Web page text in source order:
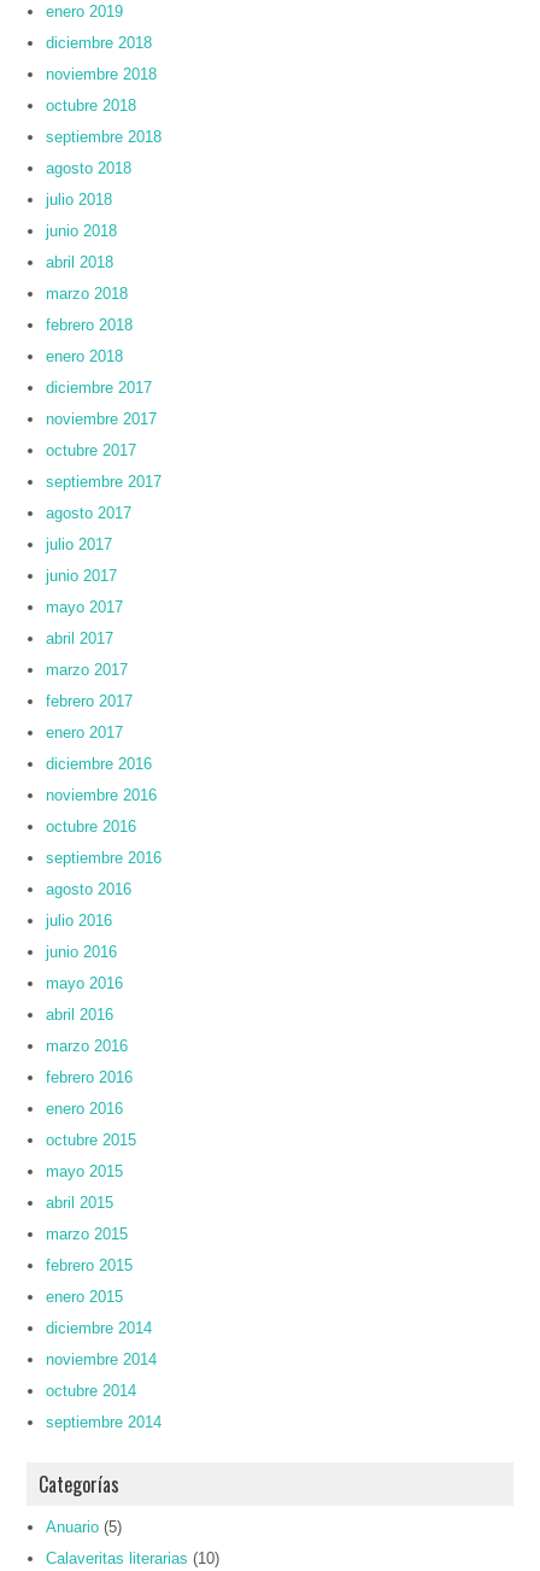
enero 2019
diciembre 2018
noviembre 2018
octubre 2018
septiembre 2018
agosto 2018
julio 2018
junio 2018
abril 2018
marzo 2018
febrero 2018
enero 2018
diciembre 2017
noviembre 2017
octubre 2017
septiembre 2017
agosto 2017
julio 2017
junio 2017
mayo 2017
abril 2017
marzo 2017
febrero 2017
enero 2017
diciembre 2016
noviembre 2016
octubre 2016
septiembre 2016
agosto 2016
julio 2016
junio 2016
mayo 2016
abril 2016
marzo 2016
febrero 2016
enero 2016
octubre 2015
mayo 2015
abril 2015
marzo 2015
febrero 2015
enero 2015
diciembre 2014
noviembre 2014
octubre 2014
septiembre 2014
Categorías
Anuario (5)
Calaveritas literarias (10)